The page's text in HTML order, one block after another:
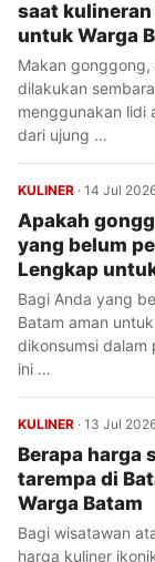
saat
untuk Warga
Makan gonggong,
dilakukan
menggunakan lidi
dari ujung …
KULINER · 14 Jul
Apakah
yang belum
Lengkap
Bagi Anda yang
Batam aman
dikonsumsi dalam
ini …
KULINER · 13 Jul
Berapa harga
tarempa di
Warga Batam
Bagi wisatawan
harga kuliner